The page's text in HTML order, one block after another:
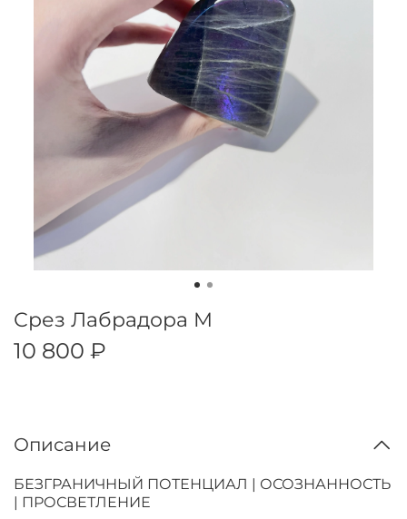
Срез Лабрадора M
10 800 ₽
Описание
БЕЗГРАНИЧНЫЙ ПОТЕНЦИАЛ | ОСОЗНАННОСТЬ
| ПРОСВЕТЛЕНИЕ